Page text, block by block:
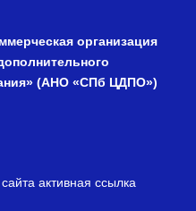
организация
(АНО «СПб ЦДПО»)
активная ссылка